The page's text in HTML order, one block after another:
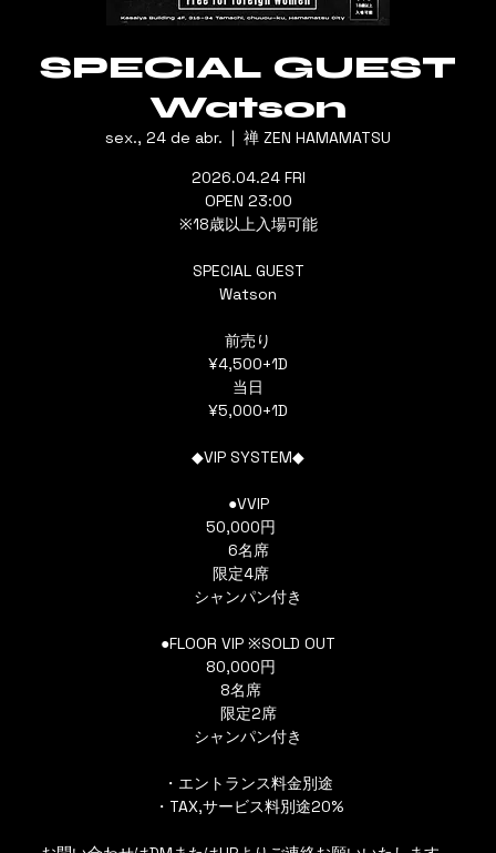
SPECIAL GUEST
Watson
sex., 24 de abr.
  |
禅 ZEN HAMAMATSU
2026.04.24 FRI
OPEN 23:00
※18歳以上入場可能
SPECIAL GUEST
Watson
前売り
¥4,500+1D
当日
¥5,000+1D
◆VIP SYSTEM◆
●VVIP
50,000円
6名席
限定4席
シャンパン付き
●FLOOR VIP ※SOLD OUT
80,000円
8名席
限定2席
シャンパン付き
・エントランス料金別途
・TAX,サービス料別途20%